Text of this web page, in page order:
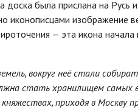
доска была прислана на Русь
иконописцами изображение
— эта икона
вокруг неё стали
стать хранилищем самых
приходя в Москву